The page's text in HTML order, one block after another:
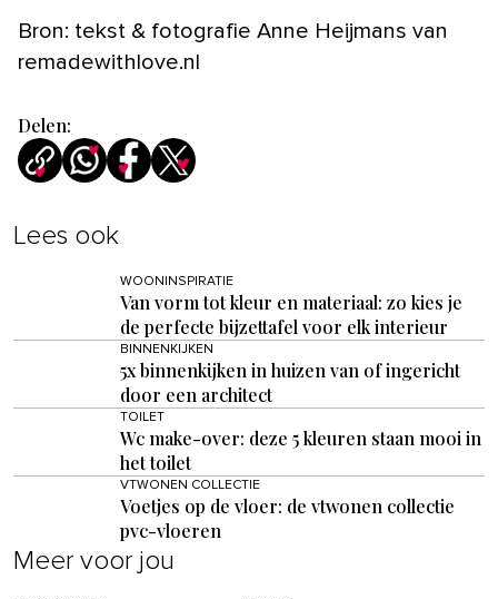
Bron: tekst & fotografie Anne Heijmans van
remadewithlove.nl
Delen:
Lees ook
WOONINSPIRATIE
Van vorm tot kleur en materiaal: zo kies je
de perfecte bijzettafel voor elk interieur
BINNENKIJKEN
5x binnenkijken in huizen van of ingericht
door een architect
TOILET
Wc make-over: deze 5 kleuren staan mooi in
het toilet
VTWONEN COLLECTIE
Voetjes op de vloer: de vtwonen collectie
pvc-vloeren
Meer voor jou